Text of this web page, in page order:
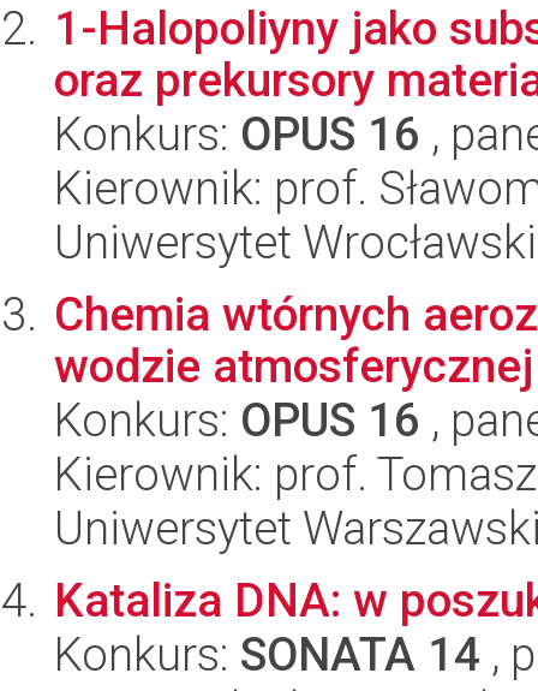
1-Halopoliyny jako
oraz prekursory
Konkurs: OPUS 16 ,
Kierownik: prof.
Uniwersytet
Chemia wtórnych
wodzie atmosferycznej
Konkurs: OPUS 16 ,
Kierownik: prof.
Uniwersytet
Kataliza DNA: w
Konkurs: SONATA 14 ,